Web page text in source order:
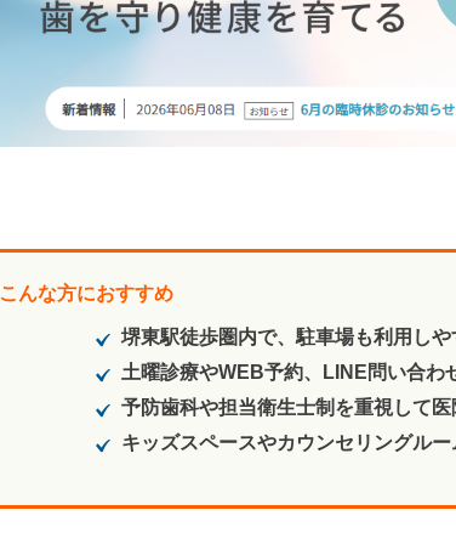
こんな方におすすめ
堺東駅徒歩圏内で、駐車場も利用し
土曜診療やWEB予約、LINE問い合わ
予防歯科や担当衛生士制を重視して
キッズスペースやカウンセリングル